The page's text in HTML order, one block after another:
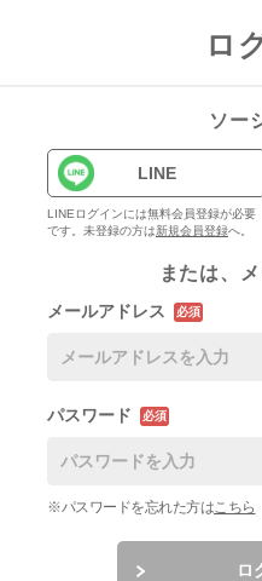
ロ
ソー
LINE
LINEログインには無料会員登録が必要
です。未登録の方は新規会員登録へ。
または、
メールアドレス 必須
パスワード 必須
※パスワードを忘れた方はこちら
ロ